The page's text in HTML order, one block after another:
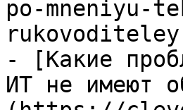
po-mneniyu-
- [Какие
ИТ не имеют